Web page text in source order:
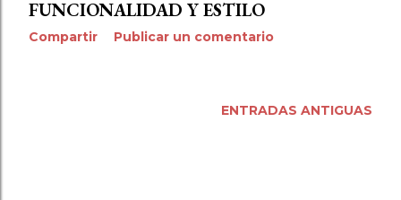
FUNCIONALIDAD Y ESTILO
Compartir Publicar un comentario
ENTRADAS ANTIGUAS